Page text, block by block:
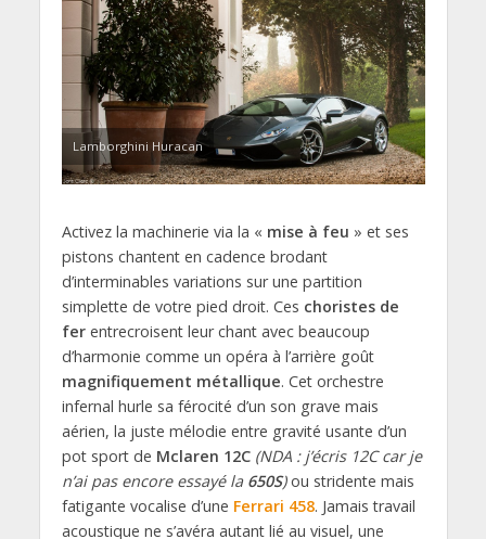
Lamborghini Huracan
Activez la machinerie via la « mise à feu » et ses
pistons chantent en cadence brodant
d’interminables variations sur une partition
simplette de votre pied droit. Ces choristes de
ferentrecroisent leur chant avec beaucoup
d’harmonie comme un opéra à l’arrière goût
magnifiquement métallique. Cet orchestre
infernal hurle sa férocité d’un son grave mais
aérien, la juste mélodie entre gravité usante d’un
pot sport de Mclaren 12C (NDA : j’écris 12C car je
n’ai pas encore essayé la 650S)ou stridente mais
fatigante vocalise d’une Ferrari 458. Jamais travail
acoustique ne s’avéra autant lié au visuel, une